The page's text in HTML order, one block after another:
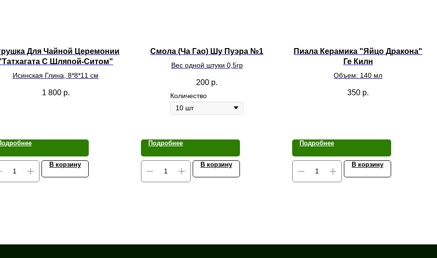
Для Чайной Церемонии
С Шляпой-Ситом"
Исинская Глина, 8*8*11 см
1 800 р.
В корзину
Смола (Ча Гао) Шу Пуэра №1
Вес одной штуки 0,5гр
200 р.
Количество
Подробнее
В корзину
Пиала Керамика "Яйцо Дракона"
Ге Килн
Объем: 140 мл
350 р.
Подробнее
В корзину